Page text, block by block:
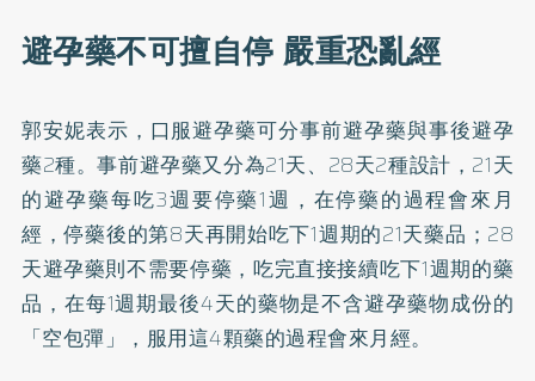
避孕藥不可擅自停 嚴重恐亂經
郭安妮表示，口服避孕藥可分事前避孕藥與事後避孕
藥2種。事前避孕藥又分為21天、28天2種設計，21天
的避孕藥每吃3週要停藥1週，在停藥的過程會來月
經，停藥後的第8天再開始吃下1週期的21天藥品；28
天避孕藥則不需要停藥，吃完直接接續吃下1週期的藥
品，在每1週期最後4天的藥物是不含避孕藥物成份的
「空包彈」，服用這4顆藥的過程會來月經。